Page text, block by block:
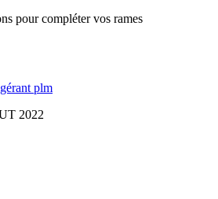
pour compléter vos rames
2022